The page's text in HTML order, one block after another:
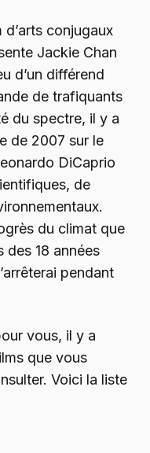
conjugaux
Jackie Chan
d’un différend
de trafiquants
du spectre, il y a
de 2007 sur le
DiCaprio
de
du climat que
des 18 années
pendant
vous, il y a
que vous
Voici la liste